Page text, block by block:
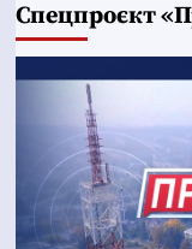
Cпецпроєкт